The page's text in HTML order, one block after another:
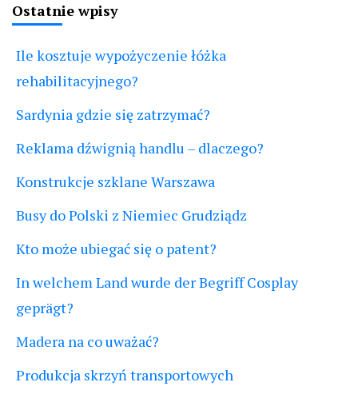
Ostatnie wpisy
Ile kosztuje wypożyczenie łóżka
rehabilitacyjnego?
Sardynia gdzie się zatrzymać?
Reklama dźwignią handlu – dlaczego?
Konstrukcje szklane Warszawa
Busy do Polski z Niemiec Grudziądz
Kto może ubiegać się o patent?
In welchem Land wurde der Begriff Cosplay
geprägt?
Madera na co uważać?
Produkcja skrzyń transportowych